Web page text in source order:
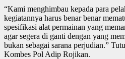
“Kami menghimbau kepada para
kegiatannya harus benar benar
spesifikasi alat permainan yang
agar segera di ganti dengan yang
bukan sebagai sarana perjudian.”
Kombes Pol Adip Rojikan.